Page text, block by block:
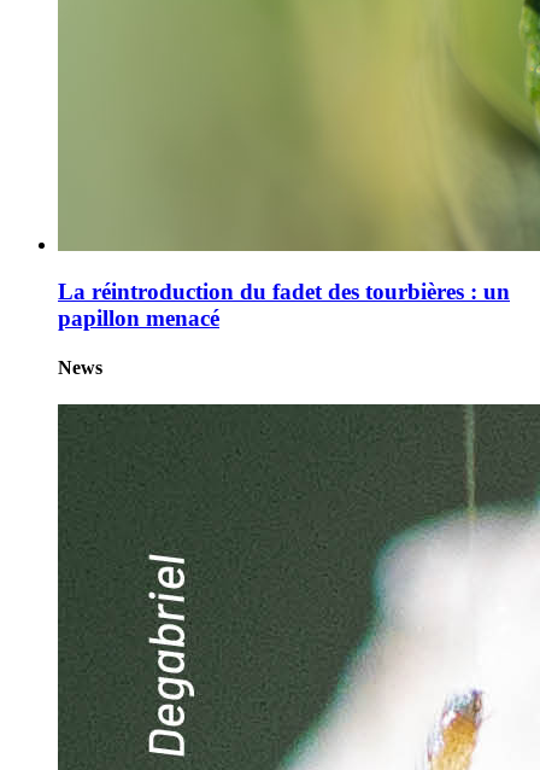
La réintroduction du fadet des tourbières : un
papillon menacé
News